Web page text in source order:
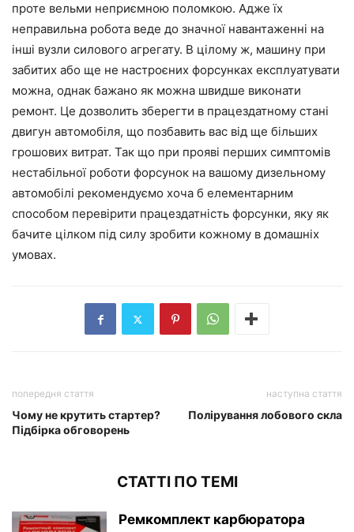
проте вельми неприємною поломкою. Адже їх
неправильна робота веде до значної навантаженні на
інші вузли силового агрегату. В цілому ж, машину при
забитих або ще не настроєних форсунках експлуатувати
можна, однак бажано як можна швидше виконати
ремонт. Це дозволить зберегти в працездатному стані
двигун автомобіля, що позбавить вас від ще більших
грошових витрат. Так що при прояві перших симптомів
нестабільної роботи форсунок на вашому дизельному
автомобілі рекомендуємо хоча б елементарним
способом перевірити працездатність форсунки, яку як
бачите цілком під силу зробити кожному в домашніх
умовах.
попередня стаття
Чому не крутить стартер?
Підбірка обговорень
наступна стаття
Полірування лобового скла
СТАТТІ ПО ТЕМІ
Ремкомплект карбюратора